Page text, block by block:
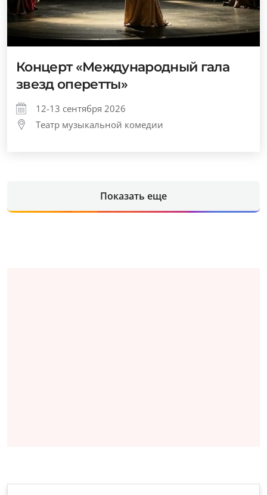
Концерт «Международный гала
звезд оперетты»
12-13 сентября 2026
Театр музыкальной комедии
Показать еще